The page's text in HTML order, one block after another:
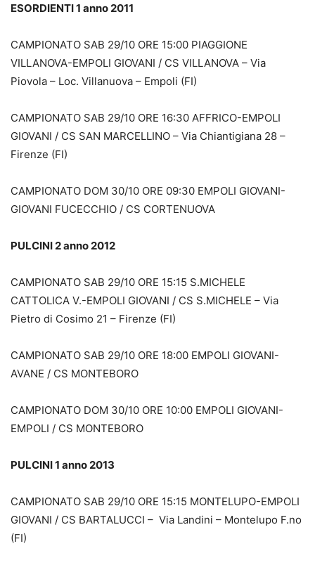
ESORDIENTI 1 anno 2011
CAMPIONATO SAB 29/10 ORE 15:00 PIAGGIONE
VILLANOVA-EMPOLI GIOVANI / CS VILLANOVA – Via
Piovola – Loc. Villanuova – Empoli (FI)
CAMPIONATO SAB 29/10 ORE 16:30 AFFRICO-EMPOLI
GIOVANI / CS SAN MARCELLINO – Via Chiantigiana 28 –
Firenze (FI)
CAMPIONATO DOM 30/10 ORE 09:30 EMPOLI GIOVANI-
GIOVANI FUCECCHIO / CS CORTENUOVA
PULCINI 2 anno 2012
CAMPIONATO SAB 29/10 ORE 15:15 S.MICHELE
CATTOLICA V.-EMPOLI GIOVANI / CS S.MICHELE – Via
Pietro di Cosimo 21 – Firenze (FI)
CAMPIONATO SAB 29/10 ORE 18:00 EMPOLI GIOVANI-
AVANE / CS MONTEBORO
CAMPIONATO DOM 30/10 ORE 10:00 EMPOLI GIOVANI-
EMPOLI / CS MONTEBORO
PULCINI 1 anno 2013
CAMPIONATO SAB 29/10 ORE 15:15 MONTELUPO-EMPOLI
GIOVANI / CS BARTALUCCI – Via Landini – Montelupo F.no
(FI)